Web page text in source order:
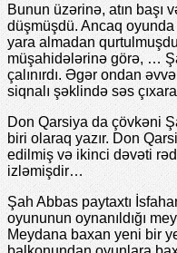
Bunun üzərinə, atın başı
düşmüşdü. Ancaq
yara almadan
müşahidələrinə görə, …
çalınırdı. Əgər ondan
siqnalı şəklində səs
Don Qarsiya da çövkəni
biri olaraq yazır. Don
edilmiş və ikinci dəvəti
izləmişdir…
Şah Abbas paytaxtı
oyununun oynanıldığı
Meydana baxan yeni bir